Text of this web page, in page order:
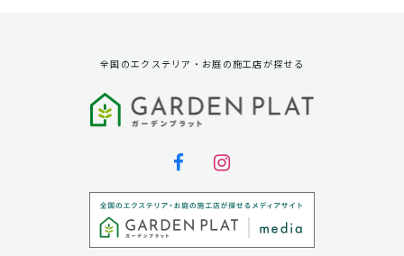
第三者への提供
弊社は法律で定められている場合を除いて、お客様の個
個人情報の取扱い業務の委託
弊社は事業運営上、お客様により良いサービスを提供す
るために業務の一部を外部に委託しており、業務委託先
全国のエクステリア・お庭の施工店が探せる